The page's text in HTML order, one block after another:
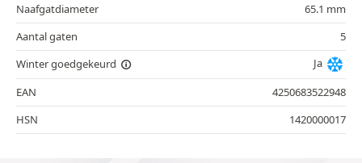
Naafgatdiameter
65.1 mm
Aantal gaten
5
Winter goedgekeurd
Ja
EAN
4250683522948
HSN
1420000017